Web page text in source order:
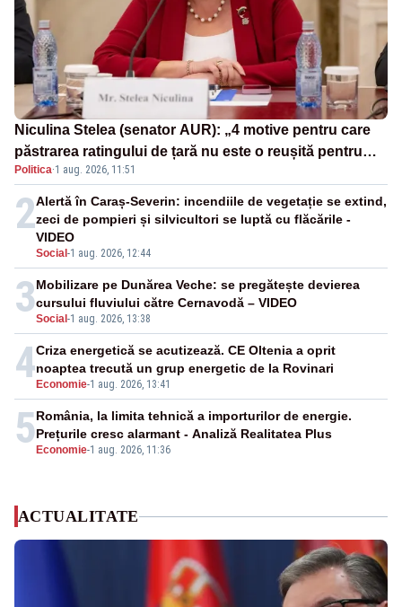
Niculina Stelea (senator AUR): „4 motive pentru care
păstrarea ratingului de țară nu este o reușită pentru
Guvernul Bolojan”
Politica·1 aug. 2026, 11:51
2
Social -1 aug. 2026, 12:44
Alertă în Caraș-Severin: incendiile de vegetație se extind,
zeci de pompieri și silvicultori se luptă cu flăcările -
VIDEO
3Social -1 aug. 2026, 13:38
Mobilizare pe Dunărea Veche: se pregătește devierea
cursului fluviului către Cernavodă – VIDEO
4 Economie-1 aug. 2026, 13:41
Criza energetică se acutizează. CE Oltenia a oprit
noaptea trecută un grup energetic de la Rovinari
5 Economie-1 aug. 2026, 11:36
România, la limita tehnică a importurilor de energie.
Prețurile cresc alarmant - Analiză Realitatea Plus
ACTUALITATE